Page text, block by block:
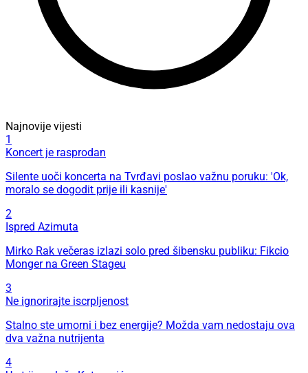
Najnovije vijesti
1
Koncert je rasprodan
Silente uoči koncerta na Tvrđavi poslao važnu poruku: 'Ok,
moralo se dogodit prije ili kasnije'
2
Ispred Azimuta
Mirko Rak večeras izlazi solo pred šibensku publiku: Fikcio
Monger na Green Stageu
3
Ne ignorirajte iscrpljenost
Stalno ste umorni i bez energije? Možda vam nedostaju ova
dva važna nutrijenta
4